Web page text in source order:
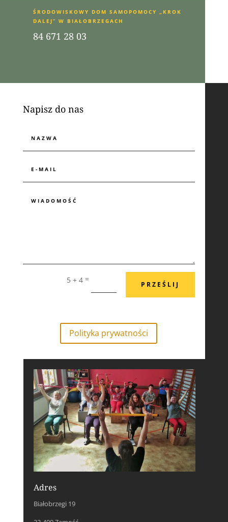
ŚRODOWISKOWY DOM SAMOPOMOCY „KROK
DALEJ” W BIAŁOBRZEGACH
84 671 28 03
Napisz do nas
5 + 4 =
PRZEŚLIJ
Polityka prywatności
Adres
Białobrzegi 19